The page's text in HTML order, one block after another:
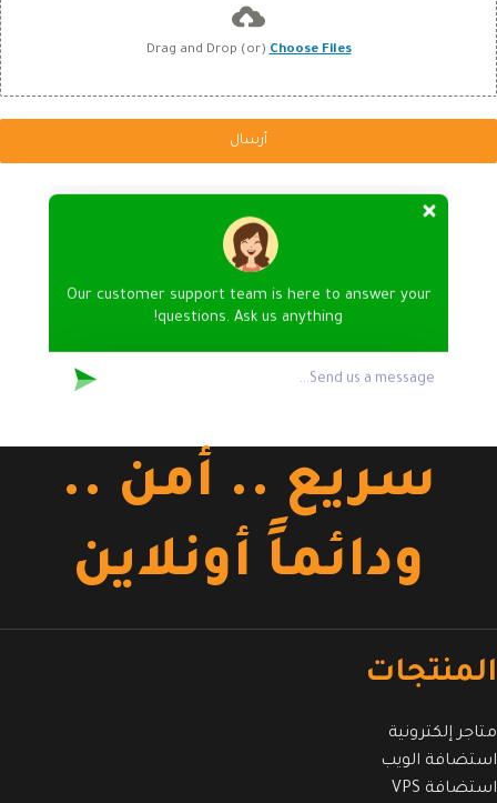
Drag and Drop (or)Choose Files
أرسال
سريع .. أمن ..
ودائماً أونلاين
المنتجات
متاجر إلكترونية
استضافة الويب
استضافة VPS
Our customer support team is here to answer your
questions. Ask us anything!